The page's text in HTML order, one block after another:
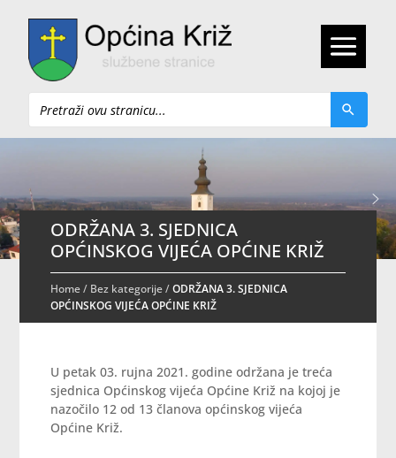
Pretraži
ODRŽANA 3. SJEDNICA
OPĆINSKOG VIJEĆA OPĆINE KRIŽ
Home/ Bez kategorije/ODRŽANA 3. SJEDNICA
OPĆINSKOG VIJEĆA OPĆINE KRIŽ
U petak 03. rujna 2021. godine održana je treća
sjednica Općinskog vijeća Općine Križ na kojoj je
nazočilo 12 od 13 članova općinskog vijeća
Općine Križ.